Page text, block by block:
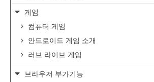
게임
컴퓨터 게임
안드로이드 게임 소개
러브 라이브 게임
브라우저 부가기능